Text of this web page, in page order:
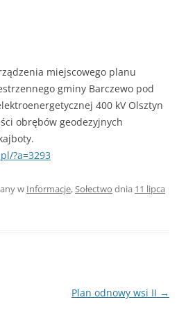
miejscowego planu
gminy Barczewo pod
400 kV Olsztyn
obrębów geodezyjnych
?a=3293
w Informacje,Sołectwo dnia 11 lipca
Plan odnowy wsi II →